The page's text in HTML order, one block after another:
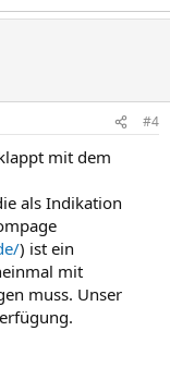
#4
mit dem
als Indikation
) ist ein
mit
muss. Unser